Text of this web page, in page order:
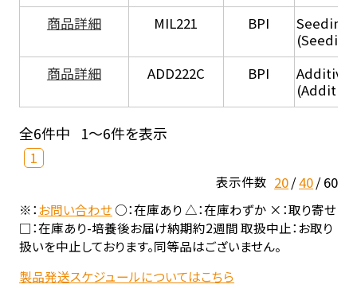
商品詳細
MIL221 BPI
Seeding
商品詳細
ADD222C BPI
全6件中 1～6件を表示
1
表示件数 20 40 60
※：お問い合わせ○：在庫あり △：在庫わずか ×：取り寄せ
□：在庫あり-培養後お届け納期約2週間 取扱中止：お取り
扱いを中止しております。同等品はございません。
製品発送スケジュールについてはこちら